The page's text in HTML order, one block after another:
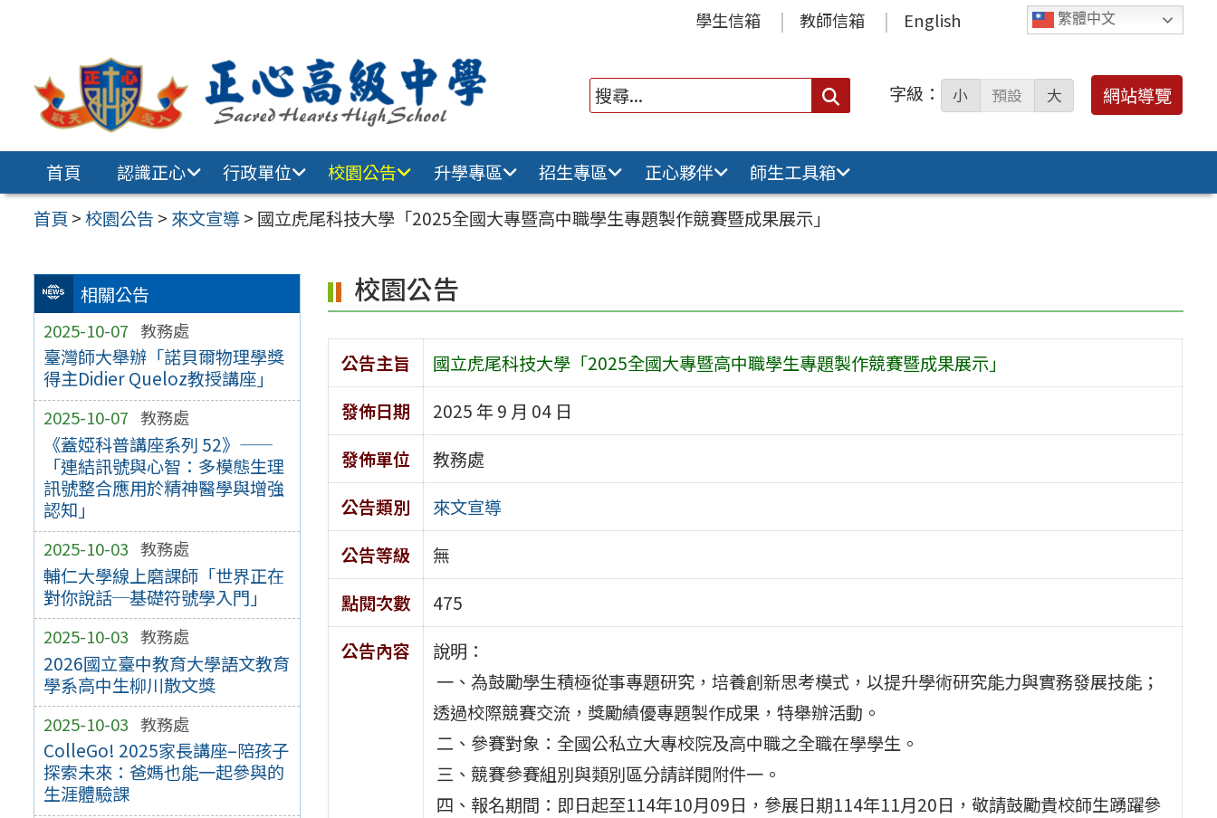
繁體中文
學生信箱 教師信箱 English
搜
字級： 小 預設 大 網站導覽
首頁 認識正心 行政單位 校園公告 升學專區 招生專區 正心夥伴
師生工具箱
首頁 >校園公告 > 來文宣導> 國立虎尾科技大學「2025全國大專暨高中職學生專題製作競賽暨成果展示」
相關公告
2025-10-07 教務處
臺灣師大舉辦「諾貝爾物理學獎
得主Didier Queloz教授講座」
2025-10-07 教務處
《蓋婭科普講座系列 52》——
「連結訊號與心智：多模態生理
訊號整合應用於精神醫學與增強
認知」
2025-10-03 教務處
輔仁大學線上磨課師「世界正在
對你說話─基礎符號學入門」
2025-10-03 教務處
2026國立臺中教育大學語文教育
學系高中生柳川散文獎
2025-10-03 教務處
ColleGo! 2025家長講座–陪孩子
探索未來：爸媽也能一起參與的
生涯體驗課
校園公告
公告主旨
國立虎尾科技大學「2025全國大專暨高中職學生專題製作競賽暨成果展示」
發佈日期
2025 年 9 月 04 日
發佈單位
教務處
公告類別
來文宣導
公告等級
無
點閱次數
475
公告內容
說明：
一、為鼓勵學生積極從事專題研究，培養創新思考模式，以提升學術研究能力與實務發展技能；
透過校際競賽交流，獎勵績優專題製作成果，特舉辦活動。
二、參賽對象：全國公私立大專校院及高中職之全職在學學生。
三、競賽參賽組別與類別區分請詳閱附件一。
四、報名期間：即日起至114年10月09日，參展日期114年11月20日，敬請鼓勵貴校師生踴躍參